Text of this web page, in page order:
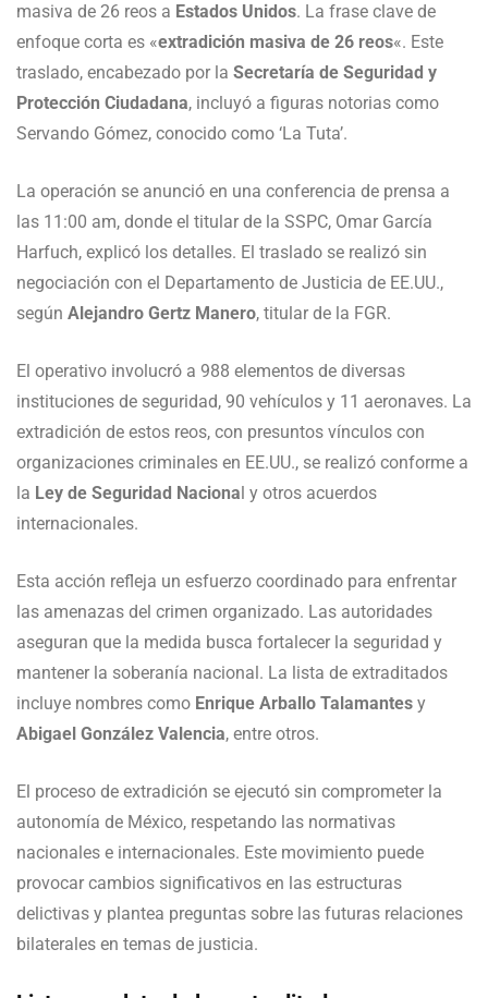
masiva de 26 reos a Estados Unidos. La frase clave de
enfoque corta es «extradición masiva de 26 reos«. Este
traslado, encabezado por la Secretaría de Seguridad y
Protección Ciudadana, incluyó a figuras notorias como
Servando Gómez, conocido como ‘La Tuta’.
La operación se anunció en una conferencia de prensa a
las 11:00 am, donde el titular de la SSPC, Omar García
Harfuch, explicó los detalles. El traslado se realizó sin
negociación con el Departamento de Justicia de EE.UU.,
según Alejandro Gertz Manero, titular de la FGR.
El operativo involucró a 988 elementos de diversas
instituciones de seguridad, 90 vehículos y 11 aeronaves. La
extradición de estos reos, con presuntos vínculos con
organizaciones criminales en EE.UU., se realizó conforme a
la Ley de Seguridad Nacional y otros acuerdos
internacionales.
Esta acción refleja un esfuerzo coordinado para enfrentar
las amenazas del crimen organizado. Las autoridades
aseguran que la medida busca fortalecer la seguridad y
mantener la soberanía nacional. La lista de extraditados
incluye nombres como Enrique Arballo Talamantes y
Abigael González Valencia, entre otros.
El proceso de extradición se ejecutó sin comprometer la
autonomía de México, respetando las normativas
nacionales e internacionales. Este movimiento puede
provocar cambios significativos en las estructuras
delictivas y plantea preguntas sobre las futuras relaciones
bilaterales en temas de justicia.